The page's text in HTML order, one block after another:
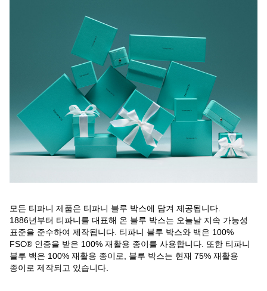
모든 티파니 제품은 티파니 블루 박스에 담겨 제공됩니다.
1886년부터 티파니를 대표해 온 블루 박스는 오늘날 지속 가능성
표준을 준수하여 제작됩니다. 티파니 블루 박스와 백은 100%
FSC® 인증을 받은 100% 재활용 종이를 사용합니다. 또한 티파니
블루 백은 100% 재활용 종이로, 블루 박스는 현재 75% 재활용
종이로 제작되고 있습니다.